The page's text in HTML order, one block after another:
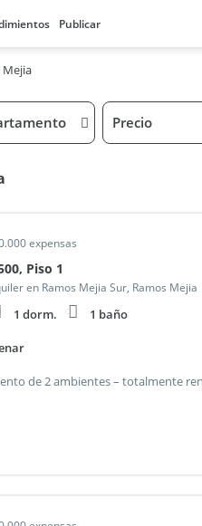
Publicar
Mejia
Precio
expensas
Piso 1
en Ramos Mejia Sur, Ramos Mejia
1 dorm. 1 baño